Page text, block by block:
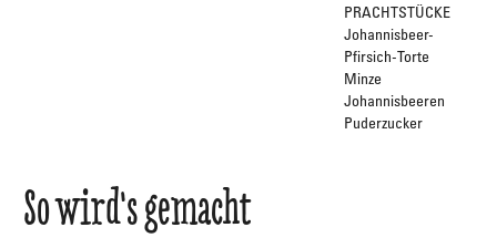
PRACHTSTÜCKE
Johannisbeer-
Pfirsich-Torte
Minze
Johannisbeeren
Puderzucker
So wird's gemacht